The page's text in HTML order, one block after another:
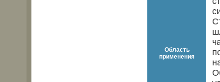
Область
применения